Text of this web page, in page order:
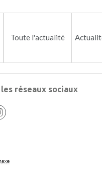
Toute l'actualité
réseaux sociaux